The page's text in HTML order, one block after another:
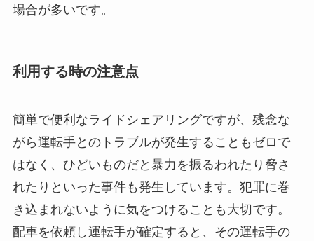
場合が多いです。
利用する時の注意点
簡単で便利なライドシェアリングですが、残念な
がら運転手とのトラブルが発生することもゼロで
はなく、ひどいものだと暴力を振るわれたり脅さ
れたりといった事件も発生しています。犯罪に巻
き込まれないように気をつけることも大切です。
配車を依頼し運転手が確定すると、その運転手の